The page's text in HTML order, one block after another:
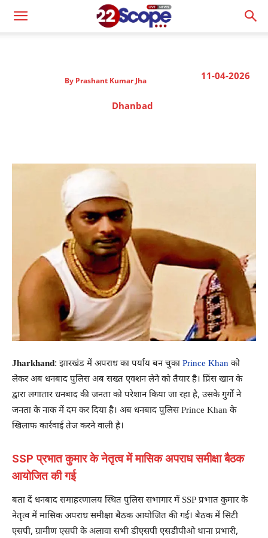
11-04-2026
By Prashant Kumar Jha
Dhanbad
Jharkhand: झारखंड में अपराध का पर्याय बन चुका Prince Khan को
लेकर अब धनबाद पुलिस अब सख्त एक्शन लेने को तैयार है। प्रिंस खान के
द्वारा लगातार धनबाद की जनता को परेशान किया जा रहा है, उसके गुर्गों ने
जनता के नाक में दम कर दिया है। अब धनबाद पुलिस Prince Khan के
खिलाफ कार्रवाई तेज करने वाली है।
SSP प्रभात कुमार के नेतृत्व में मासिक अपराध समीक्षा बैठक
आयोजित की गई
बता दें धनबाद समाहरणालय स्थित पुलिस सभागार में SSP प्रभात कुमार के
नेतृत्व में मासिक अपराध समीक्षा बैठक आयोजित की गई। बैठक में सिटी
एसपी, ग्रामीण एसपी के अलावा सभी डीएसपी एसडीपीओ थाना प्रभारी,